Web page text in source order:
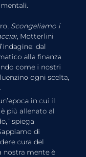
Scongeliamo i
, Motterlini
dal
alla finanza
come i nostri
ogni scelta,
in cui il
più allenato al
spiega
di
cura del
nostra mente è